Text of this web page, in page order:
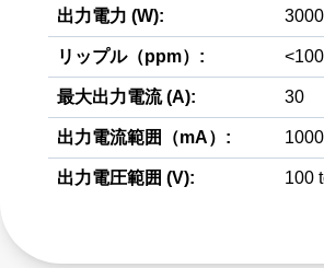
出力電力 (W): 3000
リップル（ppm）:
最大出力電流 (A): 30
出力電流範囲（mA）:
出力電圧範囲 (V): 100